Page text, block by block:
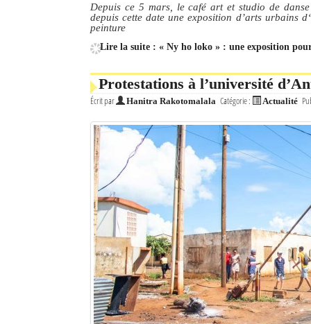
L'actualité du tourisme
Diego Suarez Pratique
Les Petites Annonces
Depuis ce 5 mars, le café art et studio de
depuis cette date une exposition d’arts urbains
peinture
Lire la suite : « Ny ho loko » : une exposition
Protestations à l’université
Écrit par Hanitra Rakotomalala Catégorie : Actualité